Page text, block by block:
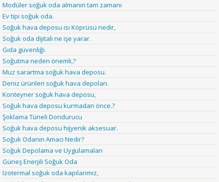
Modüler soğuk oda almanın tam zamanı
Ev tipi soğuk oda.
Soğuk hava deposu ısı Köprüsü nedir,
Soğuk oda dijitali ne işe yarar.
Gıda güvenliği.
Soğutma neden önemli,?
Muz sarartma soğuk hava deposu.
Deniz ürünleri soğuk hava depoları.
Konteyner soğuk hava deposu,
Soğuk hava deposu kurmadan önce.?
Şoklama Tüneli Dondurucu
Soğuk hava deposu hijyenik aksesuar.
Soğuk Odanın Amacı Nedir?
Soğuk Depolama ve Uygulamaları
Güneş Enerjili Soğuk Oda
Izotermal soğuk oda kapılarımız,